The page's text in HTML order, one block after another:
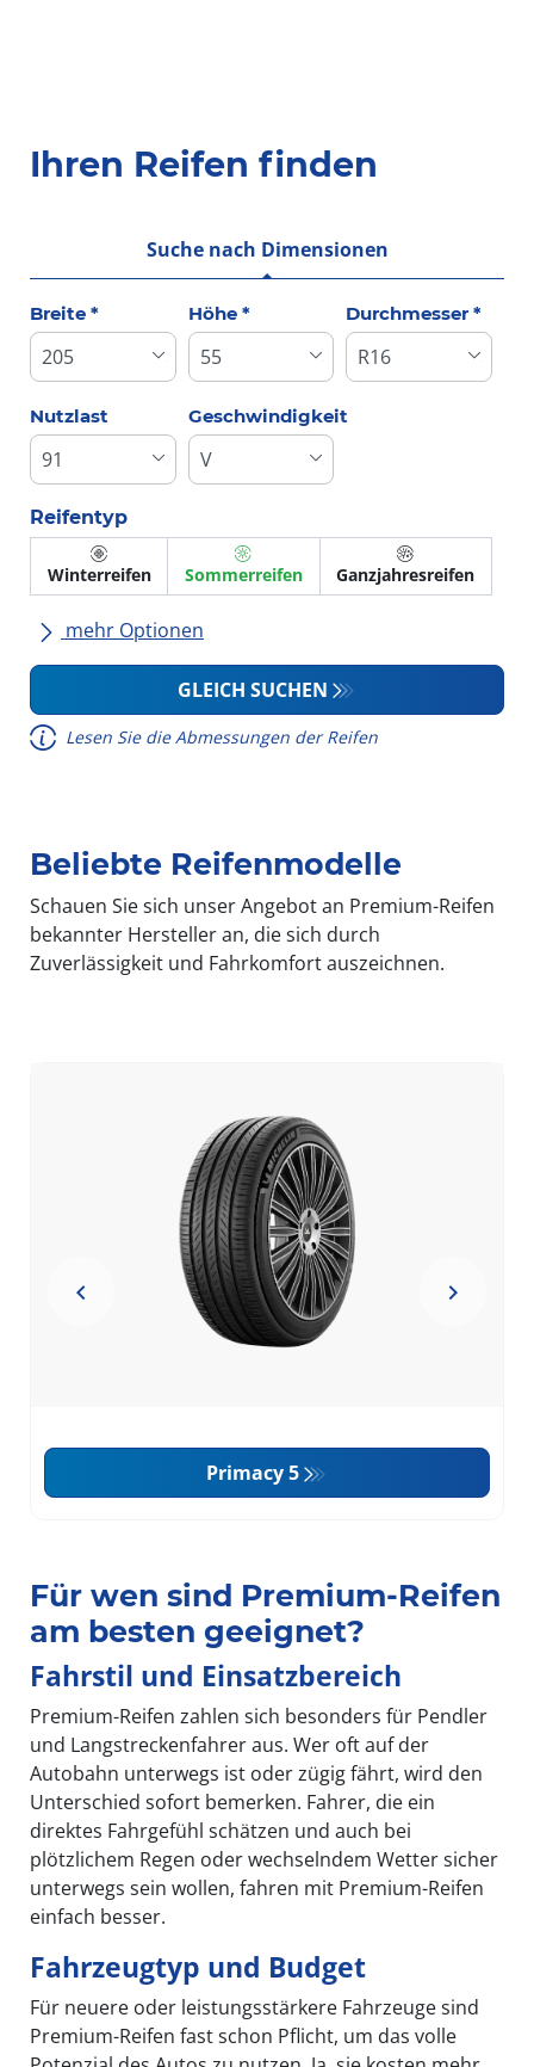
Ihren Reifen finden
Suche nach Dimensionen
Tab updated: Suche nach Dimensionen
Breite * Höhe * Durchmesser*
Nutzlast Geschwindigkeit
Reifentyp
Winterreifen Sommerreifen Ganzjahresreifen
mehr Optionen
Alle Marken
Run-flat (mit Notlaufeigenschaft)
GLEICH SUCHEN
Lesen Sie die Abmessungen der Reifen
Beliebte Reifenmodelle
Schauen Sie sich unser Angebot an Premium-Reifen
bekannter Hersteller an, die sich durch
Zuverlässigkeit und Fahrkomfort auszeichnen.
Primacy 5
of
3
Für wen sind Premium-Reifen
am besten geeignet?
Fahrstil und Einsatzbereich
Premium-Reifen zahlen sich besonders für Pendler
und Langstreckenfahrer aus. Wer oft auf der
Autobahn unterwegs ist oder zügig fährt, wird den
Unterschied sofort bemerken. Fahrer, die ein
direktes Fahrgefühl schätzen und auch bei
plötzlichem Regen oder wechselndem Wetter sicher
unterwegs sein wollen, fahren mit Premium-Reifen
einfach besser.
Fahrzeugtyp und Budget
Für neuere oder leistungsstärkere Fahrzeuge sind
Premium-Reifen fast schon Pflicht, um das volle